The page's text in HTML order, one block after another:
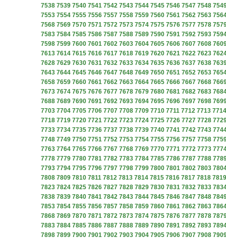
7538 7539 7540 7541 7542 7543 7544 7545 7546 7547 7548
7553 7554 7555 7556 7557 7558 7559 7560 7561 7562 7563
7568 7569 7570 7571 7572 7573 7574 7575 7576 7577 7578
7583 7584 7585 7586 7587 7588 7589 7590 7591 7592 7593
7598 7599 7600 7601 7602 7603 7604 7605 7606 7607 7608
7613 7614 7615 7616 7617 7618 7619 7620 7621 7622 7623
7628 7629 7630 7631 7632 7633 7634 7635 7636 7637 7638
7643 7644 7645 7646 7647 7648 7649 7650 7651 7652 7653
7658 7659 7660 7661 7662 7663 7664 7665 7666 7667 7668
7673 7674 7675 7676 7677 7678 7679 7680 7681 7682 7683
7688 7689 7690 7691 7692 7693 7694 7695 7696 7697 7698
7703 7704 7705 7706 7707 7708 7709 7710 7711 7712 7713 7714
7718 7719 7720 7721 7722 7723 7724 7725 7726 7727 7728
7733 7734 7735 7736 7737 7738 7739 7740 7741 7742 7743
7748 7749 7750 7751 7752 7753 7754 7755 7756 7757 7758
7763 7764 7765 7766 7767 7768 7769 7770 7771 7772 7773
7778 7779 7780 7781 7782 7783 7784 7785 7786 7787 7788
7793 7794 7795 7796 7797 7798 7799 7800 7801 7802 7803
7808 7809 7810 7811 7812 7813 7814 7815 7816 7817 7818 7819
7823 7824 7825 7826 7827 7828 7829 7830 7831 7832 7833
7838 7839 7840 7841 7842 7843 7844 7845 7846 7847 7848
7853 7854 7855 7856 7857 7858 7859 7860 7861 7862 7863
7868 7869 7870 7871 7872 7873 7874 7875 7876 7877 7878
7883 7884 7885 7886 7887 7888 7889 7890 7891 7892 7893
7898 7899 7900 7901 7902 7903 7904 7905 7906 7907 7908